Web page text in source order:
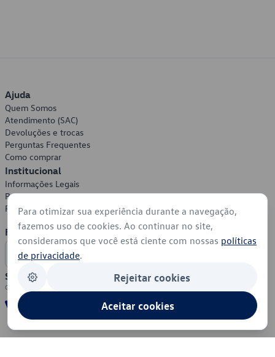
Ajuda
Quem Somos
Atendimento (SAC)
Devoluções e trocas
Perguntas Frequentes
Como comprar
Institucional
Informações Legais
Política de Privacidade
Política de Cookies
Formas de Pagamento
Segurança
Para otimizar sua experiência durante a navegação,
fazemos uso de cookies. Ao continuar no site,
consideramos que você está ciente com nossas políticas
de privacidade.
Rejeitar cookies
Aceitar cookies